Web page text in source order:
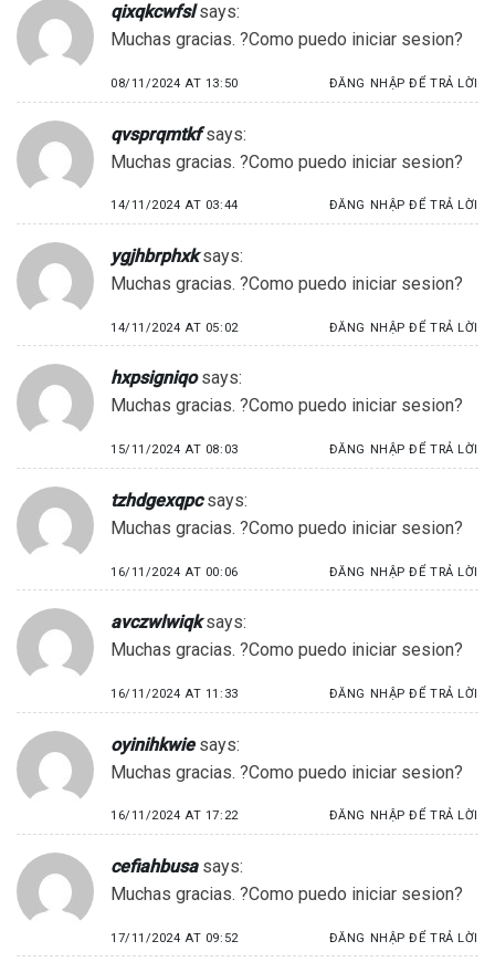
qixqkcwfsl says:
Muchas gracias. ?Como puedo iniciar sesion?
08/11/2024 AT 13:50 ĐĂNG NHẬP ĐỂ TRẢ LỜI
qvsprqmtkf says:
Muchas gracias. ?Como puedo iniciar sesion?
14/11/2024 AT 03:44 ĐĂNG NHẬP ĐỂ TRẢ LỜI
ygjhbrphxk says:
Muchas gracias. ?Como puedo iniciar sesion?
14/11/2024 AT 05:02 ĐĂNG NHẬP ĐỂ TRẢ LỜI
hxpsigniqo says:
Muchas gracias. ?Como puedo iniciar sesion?
15/11/2024 AT 08:03 ĐĂNG NHẬP ĐỂ TRẢ LỜI
tzhdgexqpc says:
Muchas gracias. ?Como puedo iniciar sesion?
16/11/2024 AT 00:06 ĐĂNG NHẬP ĐỂ TRẢ LỜI
avczwlwiqk says:
Muchas gracias. ?Como puedo iniciar sesion?
16/11/2024 AT 11:33 ĐĂNG NHẬP ĐỂ TRẢ LỜI
oyinihkwie says:
Muchas gracias. ?Como puedo iniciar sesion?
16/11/2024 AT 17:22 ĐĂNG NHẬP ĐỂ TRẢ LỜI
cefiahbusa says:
Muchas gracias. ?Como puedo iniciar sesion?
17/11/2024 AT 09:52 ĐĂNG NHẬP ĐỂ TRẢ LỜI